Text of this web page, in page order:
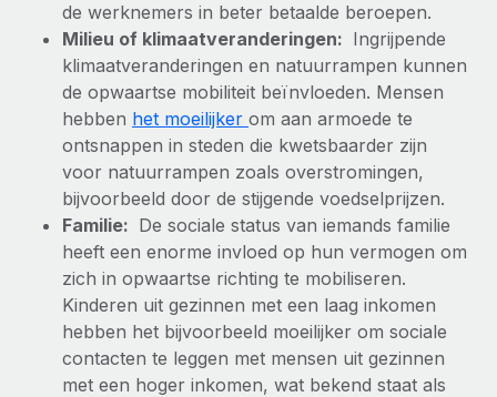
Apparaatbeheer
Lever en track wereldwijd IT-middelen
Entiteiten oprichten
Stel snel compliant entiteiten op
Mobiliteit en overplaatsing
Plaats werknemers moeiteloos over
Secundaire arbeidsvoorwaarden
Eenvoudig secundaire arbeidsvoorwaarden
beheren
Global Payroll
EOR en PEO
Contractor Management
Belastingen
Naar de blog
BLOG
Productupdates van Remote: Gusto- en Xero-
integraties en Contractor Management Plus
Het blijft de missie van Remote om alle soorten bedrijven
de werknemers in beter betaalde beroepen.
Milieu of klimaatveranderingen: Ingrijpende
klimaatveranderingen en natuurrampen kunnen
de opwaartse mobiliteit beïnvloeden. Mensen
hebben het moeilijker om aan armoede te
ontsnappen in steden die kwetsbaarder zijn
voor natuurrampen zoals overstromingen,
bijvoorbeeld door de stijgende voedselprijzen.
Familie: De sociale status van iemands familie
heeft een enorme invloed op hun vermogen om
zich in opwaartse richting te mobiliseren.
Kinderen uit gezinnen met een laag inkomen
hebben het bijvoorbeeld moeilijker om sociale
contacten te leggen met mensen uit gezinnen
met een hoger inkomen, wat bekend staat als